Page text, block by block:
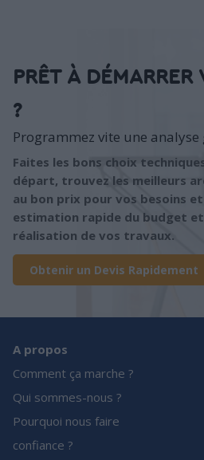
PRÊT À DÉMARRER
?
Programmez vite une
Faites les bons choix
départ, trouvez les meilleurs
au bon prix pour vos besoins
estimation rapide du budget et
réalisation de vos travaux.
Obtenir un Devis Rapidement
A propos
Comment ça marche ?
Qui sommes-nous ?
Pourquoi nous faire
confiance ?